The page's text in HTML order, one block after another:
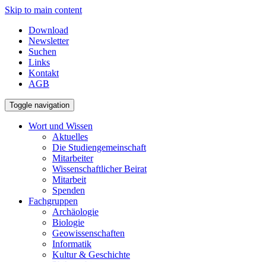
Skip to main content
Download
Newsletter
Suchen
Links
Kontakt
AGB
Toggle navigation
Wort und Wissen
Aktuelles
Die Studiengemeinschaft
Mitarbeiter
Wissenschaftlicher Beirat
Mitarbeit
Spenden
Fachgruppen
Archäologie
Biologie
Geowissenschaften
Informatik
Kultur & Geschichte